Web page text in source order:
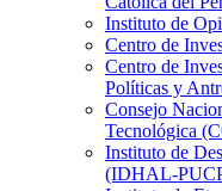
Instituto de
Centro de
Centro de
Políticas y
Consejo
Tecnológica
Instituto de
(IDHAL-